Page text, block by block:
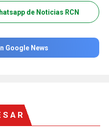
de Noticias RCN
Google News